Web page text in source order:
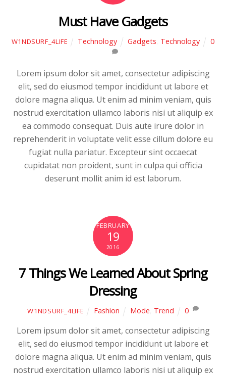
Must Have Gadgets
W1NDSURF_4LIFE Technology Gadgets Technology 0
Lorem ipsum dolor sit amet, consectetur adipiscing
elit, sed do eiusmod tempor incididunt ut labore et
dolore magna aliqua. Ut enim ad minim veniam, quis
nostrud exercitation ullamco laboris nisi ut aliquip ex
ea commodo consequat. Duis aute irure dolor in
reprehenderit in voluptate velit esse cillum dolore eu
fugiat nulla pariatur. Excepteur sint occaecat
cupidatat non proident, sunt in culpa qui officia
deserunt mollit anim id est laborum.
FEBRUARY
19
2016
7 Things We Learned About Spring
Dressing
W1NDSURF_4LIFE Fashion Mode Trend 0
Lorem ipsum dolor sit amet, consectetur adipiscing
elit, sed do eiusmod tempor incididunt ut labore et
dolore magna aliqua. Ut enim ad minim veniam, quis
nostrud exercitation ullamco laboris nisi ut aliquip ex
B